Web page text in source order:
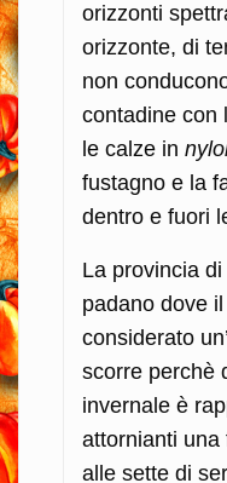
orizzonti
orizzonte, di
non
contadine con
le calze in
fustagno e la
dentro e fuori
La provincia di
padano dove
considerato
scorre perchè
invernale è
attornianti una
alle sette di